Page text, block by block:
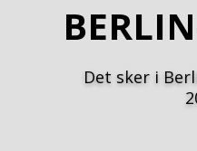
Det sker i